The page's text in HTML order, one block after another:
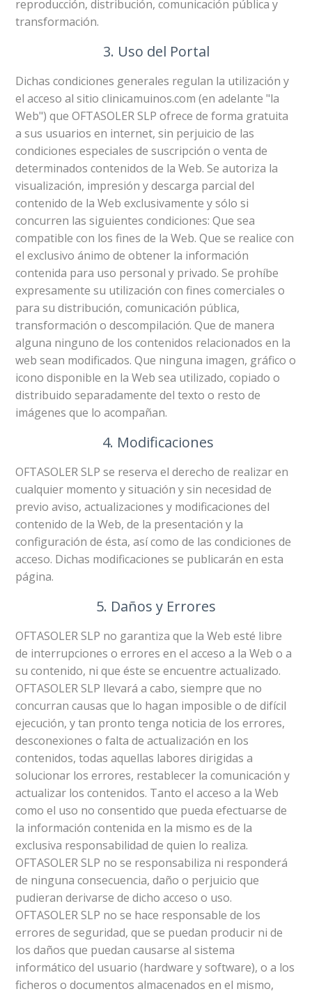
reproducción, distribución, comunicación pública y
transformación.
3. Uso del Portal
Dichas condiciones generales regulan la utilización y
el acceso al sitio clinicamuinos.com (en adelante "la
Web") que OFTASOLER SLP ofrece de forma gratuita
a sus usuarios en internet, sin perjuicio de las
condiciones especiales de suscripción o venta de
determinados contenidos de la Web. Se autoriza la
visualización, impresión y descarga parcial del
contenido de la Web exclusivamente y sólo si
concurren las siguientes condiciones: Que sea
compatible con los fines de la Web. Que se realice con
el exclusivo ánimo de obtener la información
contenida para uso personal y privado. Se prohíbe
expresamente su utilización con fines comerciales o
para su distribución, comunicación pública,
transformación o descompilación. Que de manera
alguna ninguno de los contenidos relacionados en la
web sean modificados. Que ninguna imagen, gráfico o
icono disponible en la Web sea utilizado, copiado o
distribuido separadamente del texto o resto de
imágenes que lo acompañan.
4. Modificaciones
OFTASOLER SLP se reserva el derecho de realizar en
cualquier momento y situación y sin necesidad de
previo aviso, actualizaciones y modificaciones del
contenido de la Web, de la presentación y la
configuración de ésta, así como de las condiciones de
acceso. Dichas modificaciones se publicarán en esta
página.
5. Daños y Errores
OFTASOLER SLP no garantiza que la Web esté libre
de interrupciones o errores en el acceso a la Web o a
su contenido, ni que éste se encuentre actualizado.
OFTASOLER SLP llevará a cabo, siempre que no
concurran causas que lo hagan imposible o de difícil
ejecución, y tan pronto tenga noticia de los errores,
desconexiones o falta de actualización en los
contenidos, todas aquellas labores dirigidas a
solucionar los errores, restablecer la comunicación y
actualizar los contenidos. Tanto el acceso a la Web
como el uso no consentido que pueda efectuarse de
la información contenida en la mismo es de la
exclusiva responsabilidad de quien lo realiza.
OFTASOLER SLP no se responsabiliza ni responderá
de ninguna consecuencia, daño o perjuicio que
pudieran derivarse de dicho acceso o uso.
OFTASOLER SLP no se hace responsable de los
errores de seguridad, que se puedan producir ni de
los daños que puedan causarse al sistema
informático del usuario (hardware y software), o a los
ficheros o documentos almacenados en el mismo,